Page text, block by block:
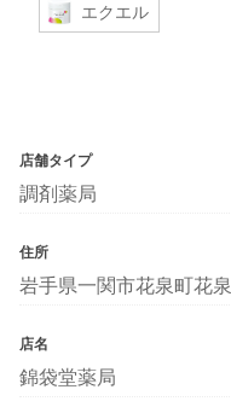
エクエル
店舗タイプ
調剤薬局
住所
岩手県一関市花泉町花
店名
錦袋堂薬局